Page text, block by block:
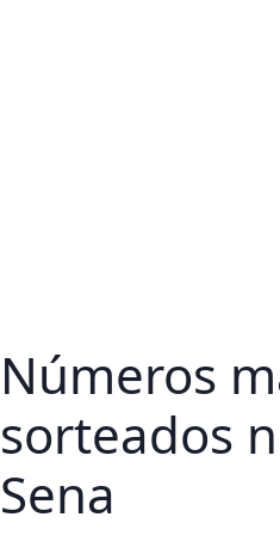
Números
sorteados
Sena